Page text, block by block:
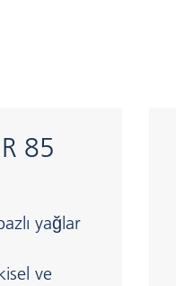
85
yağlar
ve